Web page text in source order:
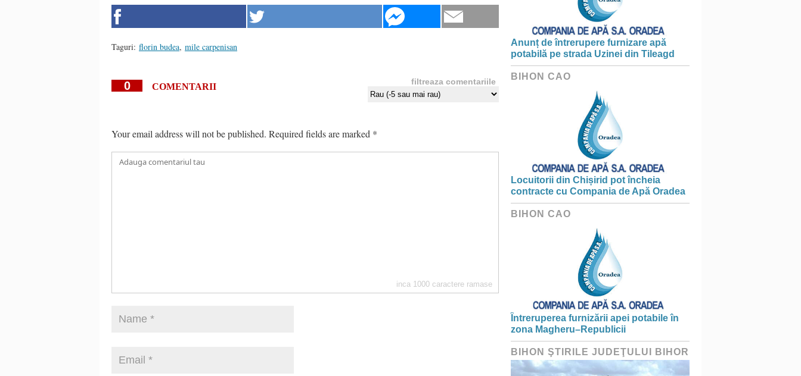
Taguri: florin budea, mile carpenisan
0 COMENTARII filtreaza comentariile
Your email address will not be published. Required fields are marked *
inca 1000 caractere ramase
Anunț de întrerupere furnizare apă
potabilă pe strada Uzinei din Tileagd
BIHON CAO
Locuitorii din Chișirid pot încheia
contracte cu Compania de Apă Oradea
BIHON CAO
Întreruperea furnizării apei potabile în
zona Magheru–Republicii
BIHON ŞTIRILE JUDEŢULUI BIHOR